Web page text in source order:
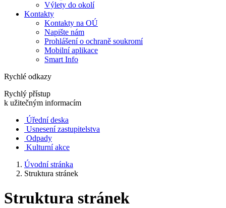
Výlety do okolí
Kontakty
Kontakty na OÚ
Napište nám
Prohlášení o ochraně soukromí
Mobilní aplikace
Smart Info
Rychlé odkazy
Rychlý přístup
k užitečným informacím
Úřední deska
Usnesení zastupitelstva
Odpady
Kulturní akce
Úvodní stránka
Struktura stránek
Struktura stránek